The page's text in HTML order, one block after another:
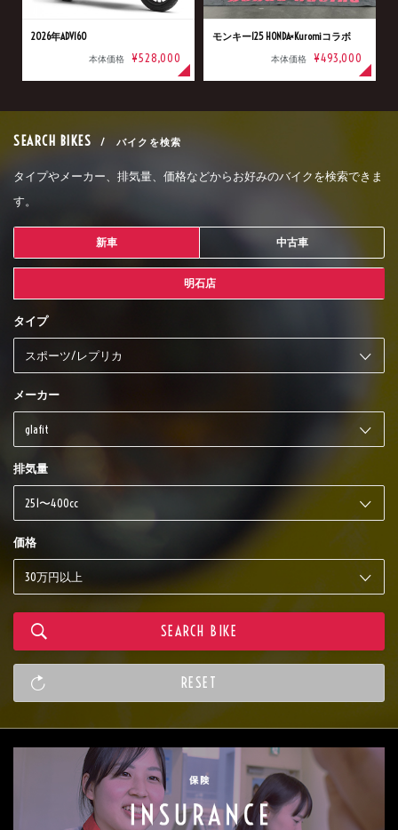
2026年ADV160
本体価格 ¥528,000
モンキー125 HONDA×Kuromiコラボ
本体価格 ¥493,000
SEARCH BIKES / バイクを検索
タイプやメーカー、排気量、価格などからお好みのバイクを検索できま
す。
新車 中古車
明石店
タイプ
メーカー
排気量
価格